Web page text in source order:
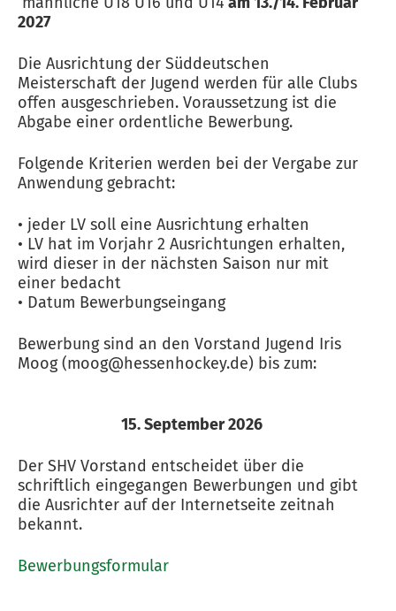
2027
Die Ausrichtung der Süddeutschen
Meisterschaft der Jugend werden für alle Clubs
offen ausgeschrieben. Voraussetzung ist die
Abgabe einer ordentliche Bewerbung.
Folgende Kriterien werden bei der Vergabe zur
Anwendung gebracht:
• jeder LV soll eine Ausrichtung erhalten
• LV hat im Vorjahr 2 Ausrichtungen erhalten,
wird dieser in der nächsten Saison nur mit
einer bedacht
• Datum Bewerbungseingang
Bewerbung sind an den Vorstand Jugend Iris
Moog (moog@hessenhockey.de) bis zum:
15. September 2026
Der SHV Vorstand entscheidet über die
schriftlich eingegangen Bewerbungen und gibt
die Ausrichter auf der Internetseite zeitnah
bekannt.
Bewerbungsformular